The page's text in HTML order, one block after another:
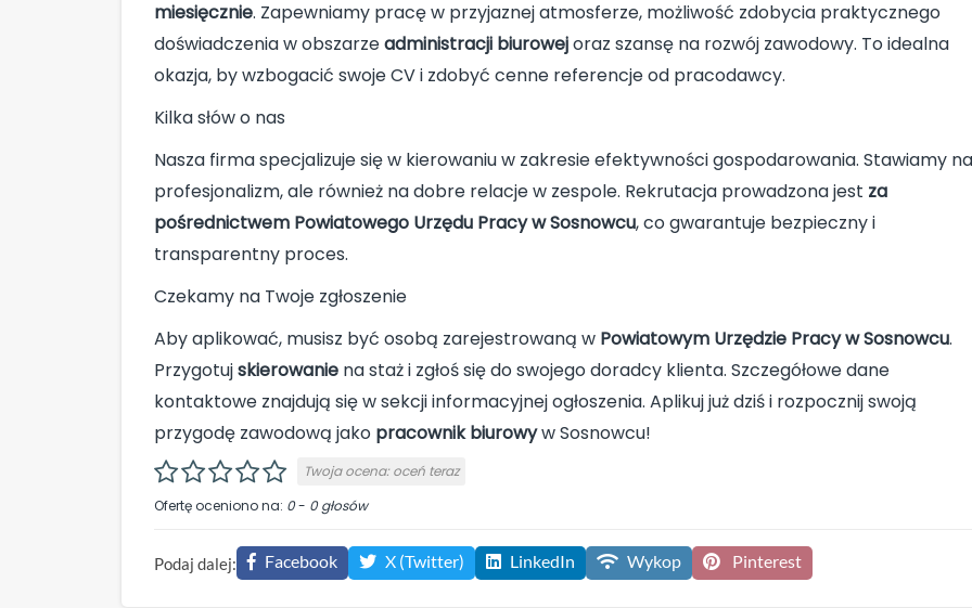
miesięcznie. Zapewniamy pracę w przyjaznej atmosferze, możliwość zdobycia praktycznego
doświadczenia w obszarzeadministracji biurowejoraz szansę na rozwój zawodowy. To idealna
okazja, by wzbogacić swoje CV i zdobyć cenne referencje od pracodawcy.
Kilka słów o nas
Nasza firma specjalizuje się w kierowaniu w zakresie efektywności gospodarowania. Stawiamy na
profesjonalizm, ale również na dobre relacje w zespole. Rekrutacja prowadzona jest za
pośrednictwem Powiatowego Urzędu Pracy w Sosnowcu, co gwarantuje bezpieczny i
transparentny proces.
Czekamy na Twoje zgłoszenie
Aby aplikować, musisz być osobą zarejestrowaną w Powiatowym Urzędzie Pracy w Sosnowcu.
Przygotujskierowanie na staż i zgłoś się do swojego doradcy klienta. Szczegółowe dane
kontaktowe znajdują się w sekcji informacyjnej ogłoszenia. Aplikuj już dziś i rozpocznij swoją
przygodę zawodową jako pracownik biurowyw Sosnowcu!
Twoja ocena: oceń teraz
Ofertę oceniono na: 0- 0 głosów
Podaj dalej: Facebook X (Twitter) LinkedIn Wykop Pinterest